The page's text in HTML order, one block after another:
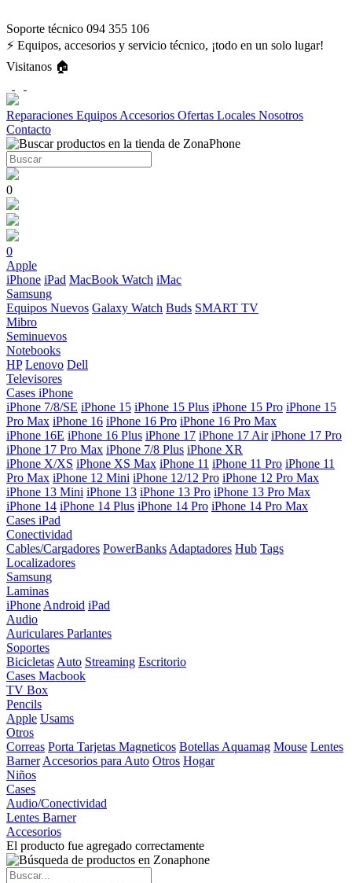
Soporte técnico 094 355 106
⚡ Equipos, accesorios y servicio técnico, ¡todo en un solo lugar!
Visitanos 🏠
Reparaciones Equipos Accesorios Ofertas Locales Nosotros
Contacto
0
0
Apple
iPhone iPad MacBook Watch iMac
Samsung
Equipos Nuevos Galaxy Watch Buds SMART TV
Mibro
Seminuevos
Notebooks
HP Lenovo Dell
Televisores
Cases iPhone
iPhone 7/8/SE iPhone 15 iPhone 15 Plus iPhone 15 Pro iPhone 15
Pro Max iPhone 16 iPhone 16 Pro iPhone 16 Pro Max
iPhone 16E iPhone 16 Plus iPhone 17 iPhone 17 Air iPhone 17 Pro
iPhone 17 Pro Max iPhone 7/8 Plus iPhone XR
iPhone X/XS iPhone XS Max iPhone 11 iPhone 11 Pro iPhone 11
Pro Max iPhone 12 Mini iPhone 12/12 Pro iPhone 12 Pro Max
iPhone 13 Mini iPhone 13 iPhone 13 Pro iPhone 13 Pro Max
iPhone 14 iPhone 14 Plus iPhone 14 Pro iPhone 14 Pro Max
Cases iPad
Conectividad
Cables/Cargadores PowerBanks Adaptadores Hub Tags
Localizadores
Samsung
Laminas
iPhone Android iPad
Audio
Auriculares Parlantes
Soportes
Bicicletas Auto Streaming Escritorio
Cases Macbook
TV Box
Pencils
Apple Usams
Otros
Correas Porta Tarjetas Magneticos Botellas Aquamag Mouse Lentes
Barner Accesorios para Auto Otros Hogar
Niños
Cases
Audio/Conectividad
Lentes Barner
Accesorios
El producto fue agregado correctamente